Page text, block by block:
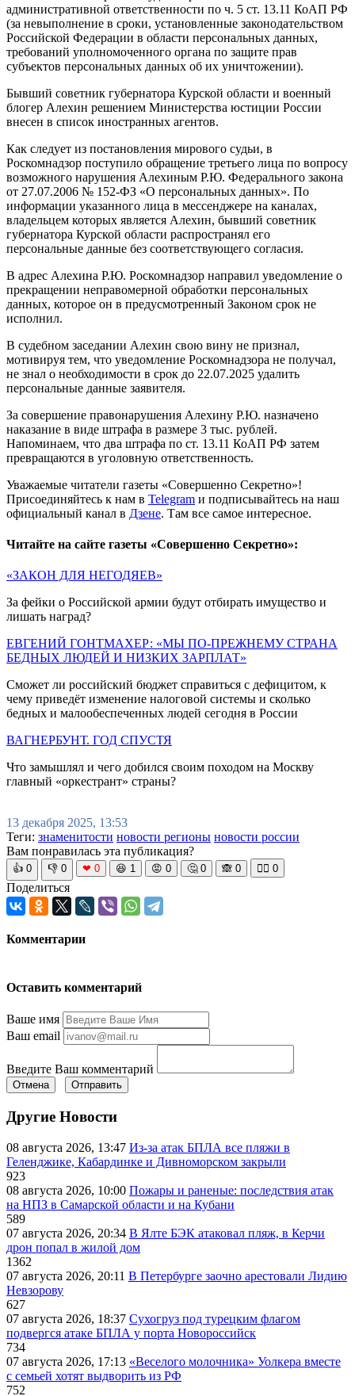
административной ответственности по ч. 5 ст. 13.11 КоАП РФ
(за невыполнение в сроки, установленные законодательством
Российской Федерации в области персональных данных,
требований уполномоченного органа по защите прав
субъектов персональных данных об их уничтожении).
Бывший советник губернатора Курской области и военный
блогер Алехин решением Министерства юстиции России
внесен в список иностранных агентов.
Как следует из постановления мирового судьи, в
Роскомнадзор поступило обращение третьего лица по вопросу
возможного нарушения Алехиным Р.Ю. Федерального закона
от 27.07.2006 № 152-ФЗ «О персональных данных». По
информации указанного лица в мессенджере на каналах,
владельцем которых является Алехин, бывший советник
губернатора Курской области распространял его
персональные данные без соответствующего согласия.
В адрес Алехина Р.Ю. Роскомнадзор направил уведомление о
прекращении неправомерной обработки персональных
данных, которое он в предусмотренный Законом срок не
исполнил.
В судебном заседании Алехин свою вину не признал,
мотивируя тем, что уведомление Роскомнадзора не получал,
не знал о необходимости в срок до 22.07.2025 удалить
персональные данные заявителя.
За совершение правонарушения Алехину Р.Ю. назначено
наказание в виде штрафа в размере 3 тыс. рублей.
Напоминаем, что два штрафа по ст. 13.11 КоАП РФ затем
превращаются в уголовную ответственность.
Уважаемые читатели газеты «Совершенно Секретно»!
Присоединяйтесь к нам в Telegram и подписывайтесь на наш
официальный канал в Дзене. Там все самое интересное.
Читайте на сайте газеты «Совершенно Секретно»:
«ЗАКОН ДЛЯ НЕГОДЯЕВ»
За фейки о Российской армии будут отбирать имущество и
лишать наград?
ЕВГЕНИЙ ГОНТМАХЕР: «МЫ ПО-ПРЕЖНЕМУ СТРАНА
БЕДНЫХ ЛЮДЕЙ И НИЗКИХ ЗАРПЛАТ»
Сможет ли российский бюджет справиться с дефицитом, к
чему приведёт изменение налоговой системы и сколько
бедных и малообеспеченных людей сегодня в России
ВАГНЕРБУНТ. ГОД СПУСТЯ
Что замышлял и чего добился своим походом на Москву
главный «оркестрант» страны?
13 декабря 2025, 13:53
Теги: знаменитости новости регионы новости россии
Вам понравилась эта публикация?
👍 0 👎 0 ❤ 0 😆 1 😡 0 🤔 0 🙈 0 🧘‍♀️ 0
Поделиться
Комментарии
Оставить комментарий
Ваше имя
Ваш email
Введите Ваш комментарий
Отмена Отправить
Другие Новости
08 августа 2026, 13:47 Из-за атак БПЛА все пляжи в
Геленджике, Кабардинке и Дивноморском закрыли
923
08 августа 2026, 10:00 Пожары и раненые: последствия атак
на НПЗ в Самарской области и на Кубани
589
07 августа 2026, 20:34 В Ялте БЭК атаковал пляж, в Керчи
дрон попал в жилой дом
1362
07 августа 2026, 20:11 В Петербурге заочно арестовали Лидию
Невзорову
627
07 августа 2026, 18:37 Сухогруз под турецким флагом
подвергся атаке БПЛА у порта Новороссийск
734
07 августа 2026, 17:13 «Веселого молочника» Уолкера вместе
с семьей хотят выдворить из РФ
752